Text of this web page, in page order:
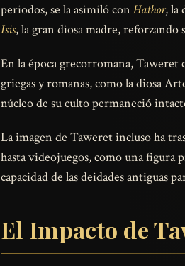
periodos, se la asimiló con Hathor, la
Isis, la gran diosa madre,
En la época grecorromana, Taweret
griegas y romanas, como la diosa
núcleo de su culto permaneció
La imagen de Taweret incluso ha
hasta videojuegos, como una figura
capacidad de las deidades antiguas
El Impacto de